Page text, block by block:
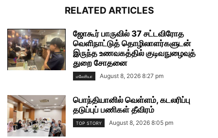
RELATED ARTICLES
ஜோகூர் பாருவில் 37 சட்டவிரோத
வெளிநாட்டுத் தொழிலாளர்களுடன்
இருந்த உணவகத்தில் குடிவநுழைவுத்
துறை சோதனை
மலேசியா August 8, 2026 8:27 pm
பொந்தியானில் வெள்ளம், கடலரிப்பு
தடுப்புப் பணிகள் தீவிரம்
TOP STORY August 8, 2026 8:05 pm